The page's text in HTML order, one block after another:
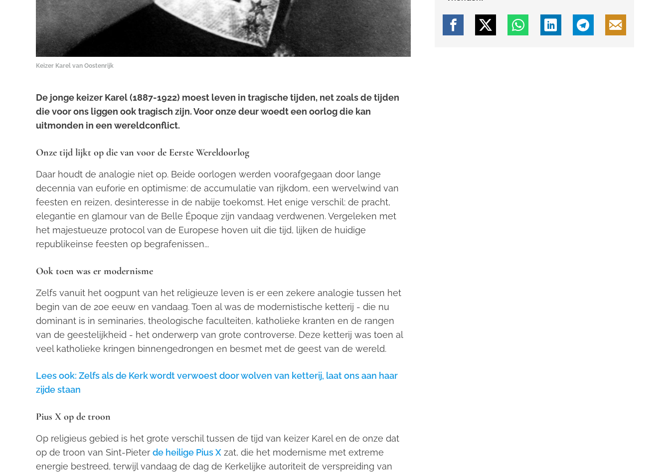
Keizer Karel van Oostenrijk
De jonge keizer Karel (1887-1922) moest leven in tragische tijden, net zoals de tijden
die voor ons liggen ook tragisch zijn. Voor onze deur woedt een oorlog die kan
uitmonden in een wereldconflict.
Onze tijd lijkt op die van voor de Eerste Wereldoorlog
Daar houdt de analogie niet op. Beide oorlogen werden voorafgegaan door lange
decennia van euforie en optimisme: de accumulatie van rijkdom, een wervelwind van
feesten en reizen, desinteresse in de nabije toekomst. Het enige verschil: de pracht,
elegantie en glamour van de Belle Époque zijn vandaag verdwenen. Vergeleken met
het majestueuze protocol van de Europese hoven uit die tijd, lijken de huidige
republikeinse feesten op begrafenissen...
Ook toen was er modernisme
Zelfs vanuit het oogpunt van het religieuze leven is er een zekere analogie tussen het
begin van de 20e eeuw en vandaag. Toen al was de modernistische ketterij - die nu
dominant is in seminaries, theologische faculteiten, katholieke kranten en de rangen
van de geestelijkheid - het onderwerp van grote controverse. Deze ketterij was toen al
veel katholieke kringen binnengedrongen en besmet met de geest van de wereld.
Lees ook: Zelfs als de Kerk wordt verwoest door wolven van ketterij, laat ons aan haar
zijde staan
Pius X op de troon
Op religieus gebied is het grote verschil tussen de tijd van keizer Karel en de onze dat
op de troon van Sint-Pieter de heilige Pius X zat, die het modernisme met extreme
energie bestreed, terwijl vandaag de dag de Kerkelijke autoriteit de verspreiding van